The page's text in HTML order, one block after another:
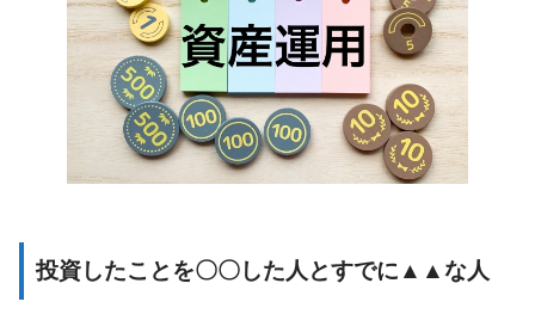
投資したことを〇〇した人とすでに▲▲な人